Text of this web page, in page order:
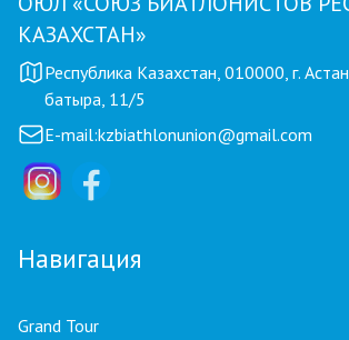
КАЗАХСТАН»
Республика Казахстан, 010000, г.
батыра, 11/5
E-mail:kzbiathlonunion@gmail.com
Навигация
Grand Tour